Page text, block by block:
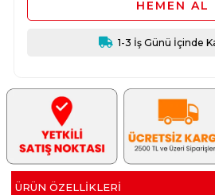
1-3 İş Günü İçinde
ÜRÜN ÖZELLIKLERI